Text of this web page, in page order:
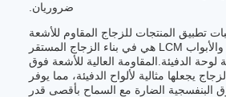
ضروريان.
تطبيق المنتجات للزجاج المقاوم للأشعة
فوق البنفسجية للنوافذ والأبواب LCM هي في بناء الزجاج المستقر
الدفيئة.المقاومة العالية للأشعة فوق
يجعلها مثالية لألواح الدفيئة، مما يوفر
البنفسجية الضارة مع السماح بأقصى قدر